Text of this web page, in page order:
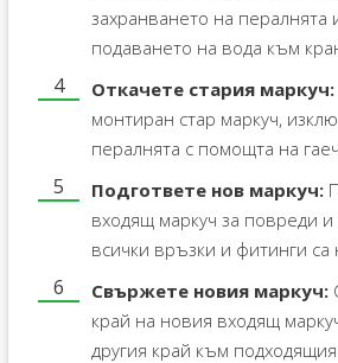
захранването на пералнята
подаването на вода към
Откачете стария маркуч:
монтиран стар маркуч,
пералнята с помощта на
Подгответе нов маркуч:
входящ маркуч за повреди и
всички връзки и фитинги са
Свържете новия маркуч:
край на новия входящ
другия край към